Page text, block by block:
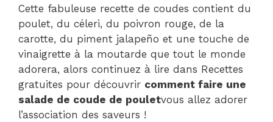
Cette fabuleuse recette de coudes contient du
poulet, du céleri, du poivron rouge, de la
carotte, du piment jalapeño et une touche de
vinaigrette à la moutarde que tout le monde
adorera, alors continuez à lire dans Recettes
gratuites pour découvrir comment faire une
salade de coude de pouletvous allez adorer
l’association des saveurs !